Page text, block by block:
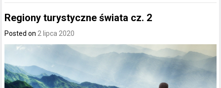
Regiony turystyczne świata cz. 2
Posted on2 lipca 2020